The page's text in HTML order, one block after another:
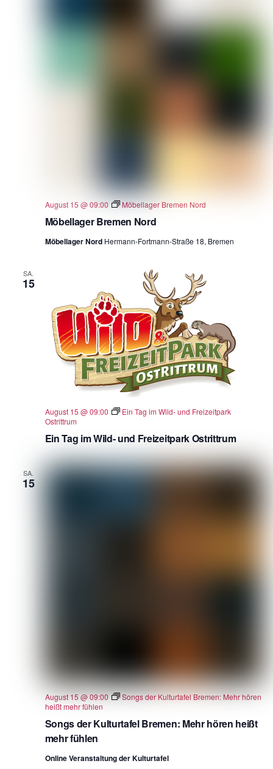
Möbellager Bremen Nord
August 15 @ 09:00 Möbellager Bremen Nord
Möbellager Nord Hermann-Fortmann-Straße 18, Bremen
SA.
15
Ein Tag im Wild- und Freizeitpark Ostrittrum
August 15 @ 09:00
Ein Tag im Wild- und Freizeitpark
Ostrittrum
SA.
15
Songs der Kulturtafel Bremen: Mehr hören heißt
mehr fühlen
August 15 @ 09:00
Songs der Kulturtafel Bremen: Mehr hören
heißt mehr fühlen
Online Veranstaltung der Kulturtafel